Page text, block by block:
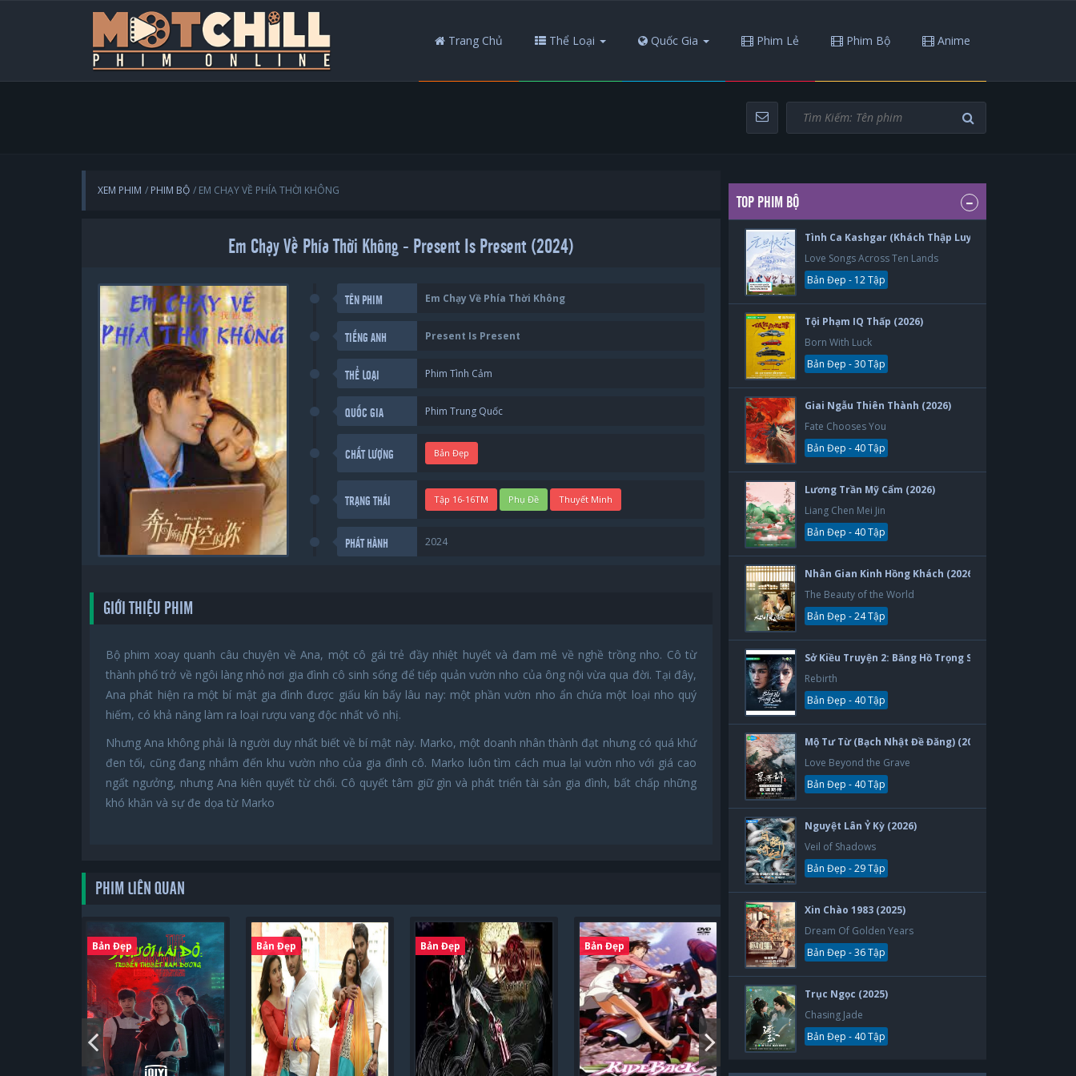
Trang Chủ Thể Loại Quốc Gia Phim Lẻ Phim Bộ Anime
XEM PHIM PHIM BỘ EM CHẠY VỀ PHÍA THỜI KHÔNG
Em Chạy Về Phía Thời Không - Present Is Present (2024)
TÊN PHIM Em Chạy Về Phía Thời Không
TIẾNG ANH Present Is Present
THỂ LOẠI Phim Tình Cảm
QUỐC GIA Phim Trung Quốc
CHẤT LƯỢNG Bản Đẹp
TRẠNG THÁI Tập 16-16TM Phụ Đề Thuyết Minh
PHÁT HÀNH 2024
GIỚI THIỆU PHIM
Bộ phim xoay quanh câu chuyện về Ana, một cô gái trẻ đầy nhiệt huyết và đam mê về nghề trồng nho. Cô từ
thành phố trở về ngôi làng nhỏ nơi gia đình cô sinh sống để tiếp quản vườn nho của ông nội vừa qua đời. Tại đây,
Ana phát hiện ra một bí mật gia đình được giấu kín bấy lâu nay: một phần vườn nho ẩn chứa một loại nho quý
hiếm, có khả năng làm ra loại rượu vang độc nhất vô nhị.
Nhưng Ana không phải là người duy nhất biết về bí mật này. Marko, một doanh nhân thành đạt nhưng có quá khứ
đen tối, cũng đang nhắm đến khu vườn nho của gia đình cô. Marko luôn tìm cách mua lại vườn nho với giá cao
ngất ngưởng, nhưng Ana kiên quyết từ chối. Cô quyết tâm giữ gìn và phát triển tài sản gia đình, bất chấp những
khó khăn và sự đe dọa từ Marko
PHIM LIÊN QUAN
Bản Đẹp Bản Đẹp Bản Đẹp Bản Đẹp Bản Đẹp
TOP PHIM BỘ
Tình Ca Kashgar (Khách Thập Luyến Ca) (2026)
Love Songs Across Ten Lands
Bản Đẹp - 12 Tập
Tội Phạm IQ Thấp (2026)
Born With Luck
Bản Đẹp - 30 Tập
Giai Ngẫu Thiên Thành (2026)
Fate Chooses You
Bản Đẹp - 40 Tập
Lương Trần Mỹ Cẩm (2026)
Liang Chen Mei Jin
Bản Đẹp - 40 Tập
Nhân Gian Kinh Hồng Khách (2026)
The Beauty of the World
Bản Đẹp - 24 Tập
Sở Kiều Truyện 2: Băng Hồ Trọng Sinh (2026)
Rebirth
Bản Đẹp - 40 Tập
Mộ Tư Từ (Bạch Nhật Đề Đăng) (2026)
Love Beyond the Grave
Bản Đẹp - 40 Tập
Nguyệt Lân Ỷ Kỳ (2026)
Veil of Shadows
Bản Đẹp - 29 Tập
Xin Chào 1983 (2025)
Dream Of Golden Years
Bản Đẹp - 36 Tập
Trục Ngọc (2025)
Chasing Jade
Bản Đẹp - 40 Tập